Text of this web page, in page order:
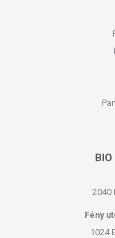
BIO
2040
Fény
1024